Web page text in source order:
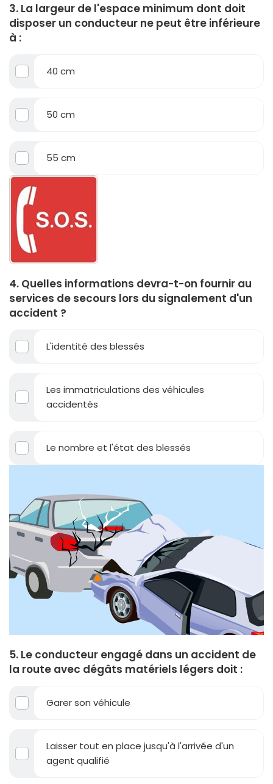
3. La largeur de l'espace minimum dont doit
disposer un conducteur ne peut être inférieure
à :
40 cm
50 cm
55 cm
4. Quelles informations devra-t-on fournir au
services de secours lors du signalement d'un
accident ?
L'identité des blessés
Les immatriculations des véhicules
accidentés
Le nombre et l'état des blessés
5. Le conducteur engagé dans un accident de
la route avec dégâts matériels légers doit :
Garer son véhicule
Laisser tout en place jusqu'à l'arrivée d'un
agent qualifié